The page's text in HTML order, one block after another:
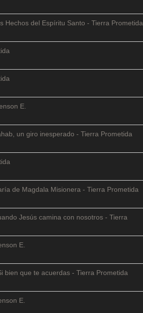
Hechos del Espíritu Santo - Tierra Prometida
E.
un giro inesperado - Tierra Prometida
de Magdala Misionera - Tierra Prometida
Jesús camina con nosotros - Tierra
E.
bien que te acuerdas - Tierra Prometida
E.